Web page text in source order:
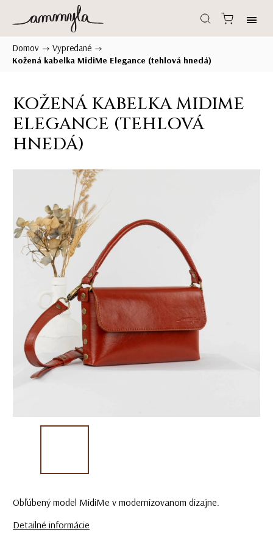
Domov / Vypredané /
Kožená kabelka MidiMe Elegance (tehlová hnedá)
KOŽENÁ KABELKA MIDIME
ELEGANCE (TEHLOVÁ
HNEDÁ)
Obľúbený model MidiMe v modernizovanom dizajne.
Detailné informácie